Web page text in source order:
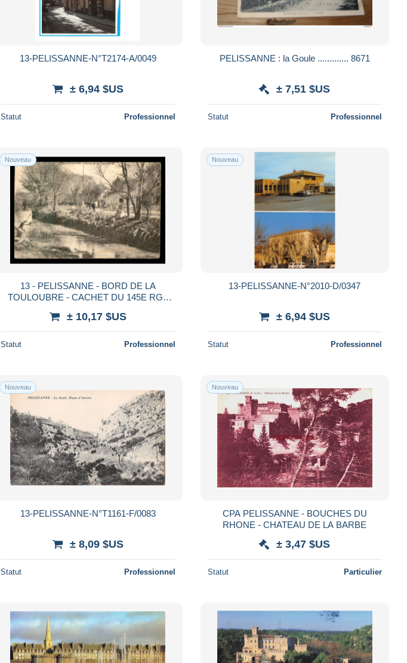
13-PELISSANNE-N°T2174-A/0049
± 6,94 $US
Statut Professionnel
PELISSANNE : la Goule ............. 8671
± 7,51 $US
Statut Professionnel
Nouveau
13 - PELISSANNE - BORD DE LA
TOULOUBRE - CACHET DU 145E RGT
± 10,17 $US
Statut Professionnel
Nouveau
13-PELISSANNE-N°2010-D/0347
± 6,94 $US
Statut Professionnel
Nouveau
13-PELISSANNE-N°T1161-F/0083
± 8,09 $US
Statut Professionnel
Nouveau
CPA PELISSANNE - BOUCHES DU
RHONE - CHATEAU DE LA BARBE
± 3,47 $US
Statut Particulier